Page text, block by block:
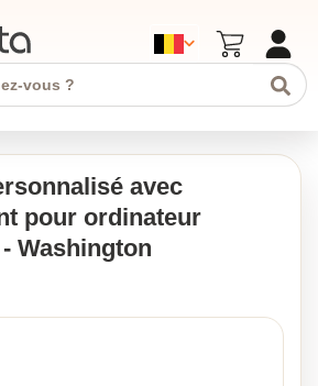
avec
pour ordinateur
Washington